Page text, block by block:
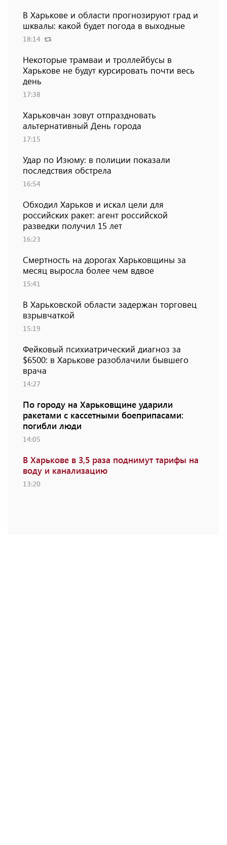
В Харькове и области прогнозируют град и
шквалы: какой будет погода в выходные
18:14
Некоторые трамваи и троллейбусы в
Харькове не будут курсировать почти весь
день
17:38
Харьковчан зовут отпраздновать
альтернативный День города
17:15
Удар по Изюму: в полиции показали
последствия обстрела
16:54
Обходил Харьков и искал цели для
российских ракет: агент российской
разведки получил 15 лет
16:23
Смертность на дорогах Харьковщины за
месяц выросла более чем вдвое
15:41
В Харьковской области задержан торговец
взрывчаткой
15:19
Фейковый психиатрический диагноз за
$6500: в Харькове разоблачили бывшего
врача
14:27
По городу на Харьковщине ударили
ракетами с кассетными боеприпасами:
погибли люди
14:05
В Харькове в 3,5 раза поднимут тарифы на
воду и канализацию
13:20